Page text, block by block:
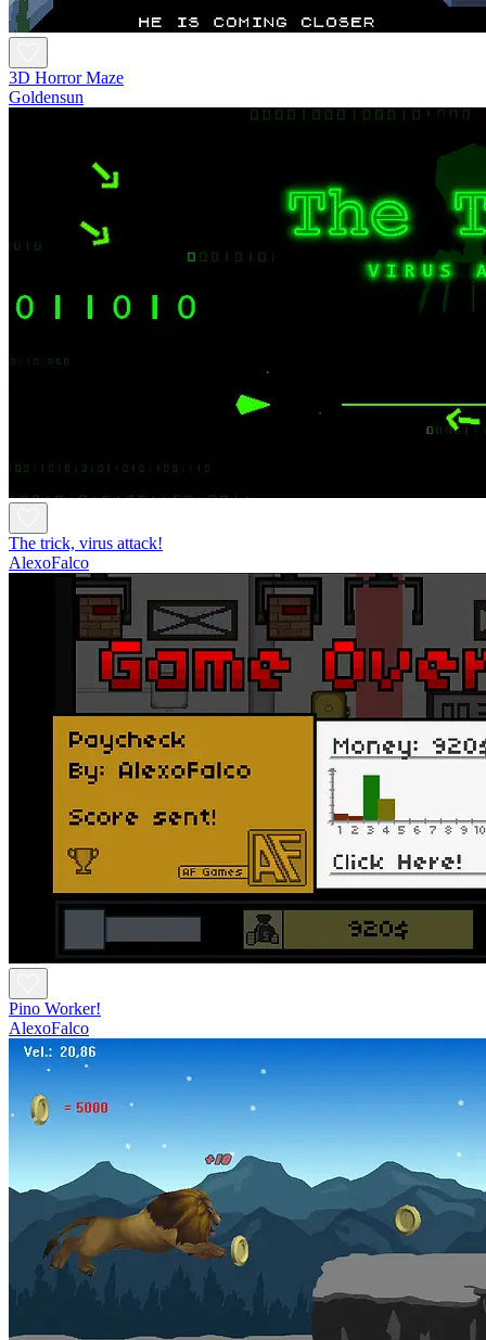
3D Horror Maze
Goldensun
The trick, virus attack!
AlexoFalco
Pino Worker!
AlexoFalco